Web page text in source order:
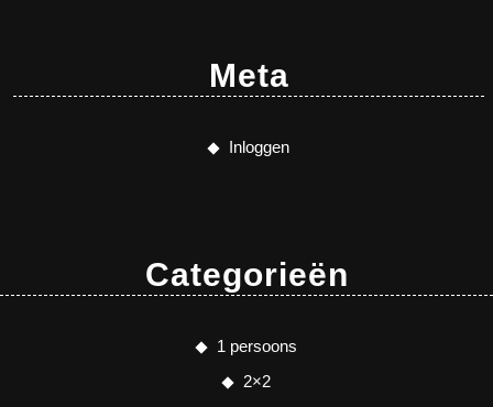
Meta
Inloggen
Categorieën
1 persoons
2×2